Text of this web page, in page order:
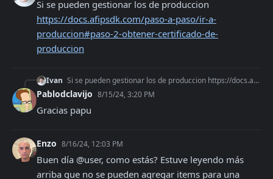
https://docs.afipsdk.com/paso-a-paso/ir-a-
produccion#paso-2-obtener-certificado-de-
produccion
Ivan Si se pueden gestionar los de produccion https://docs.afipsdk.com/paso-a-paso/ir-a-produccion#paso-2-obtener-certificado-de-produccion
Pablodclavijo 8/15/24, 3:20 PM
Gracias papu
Enzo 8/16/24, 12:03 PM
Buen día @user, como estás? Estuve leyendo más
arriba que no se pueden agregar items para una